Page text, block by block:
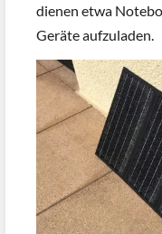
dienen etwa
Geräte aufzuladen.